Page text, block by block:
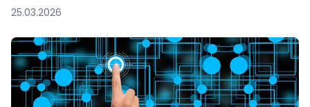
25.03.2026